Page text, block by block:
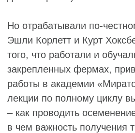
Но отрабатывали по-
Эшли Корлетт и Курт
того, что работали и
закрепленных фермах,
работы в академии
лекции по полному циклу
– как проводить
в чем важность получения